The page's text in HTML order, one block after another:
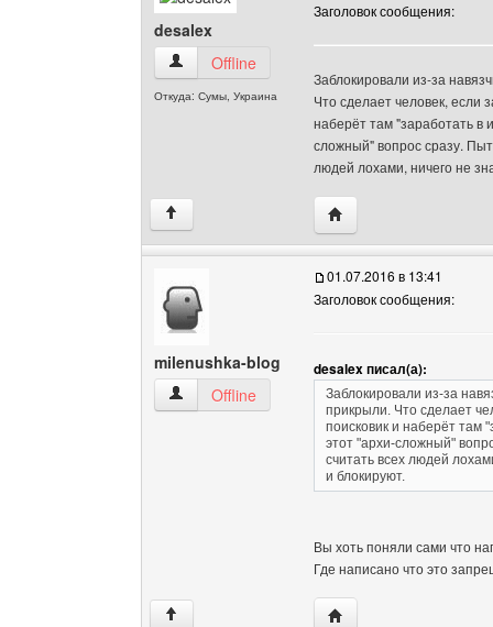
desalex
desalex Посмотреть профиль
Offline
Откуда: Сумы, Украина
Заголовок сообщения:
Заблокировали из-за
Что сделает человек, если
наберёт там "заработать в
сложный" вопрос сразу.
людей лохами, ничего не
↑ Посетить сайт
milenushka-blog
milenushka-blog Посмотреть профиль
Offline
01.07.2016 в 13:41
Заголовок сообщения:
desalex писал(а):
Заблокировали из-за
прикрыли. Что сделает
поисковик и наберёт там
этот "архи-сложный"
считать всех людей
и блокируют.
Вы хоть поняли сами что
Где написано что это
↑ Посетить сайт